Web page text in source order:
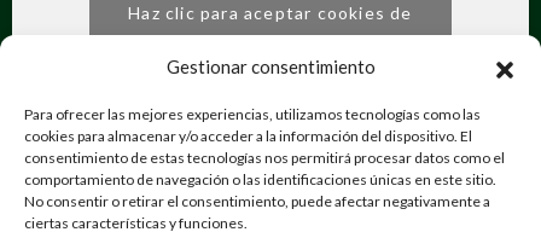
Gestionar consentimiento
Para ofrecer las mejores experiencias, utilizamos tecnologías como las
cookies para almacenar y/o acceder a la información del dispositivo. El
consentimiento de estas tecnologías nos permitirá procesar datos como el
comportamiento de navegación o las identificaciones únicas en este sitio.
No consentir o retirar el consentimiento, puede afectar negativamente a
ciertas características y funciones.
Haz clic para aceptar cookies de
marketing y permitir este contenido